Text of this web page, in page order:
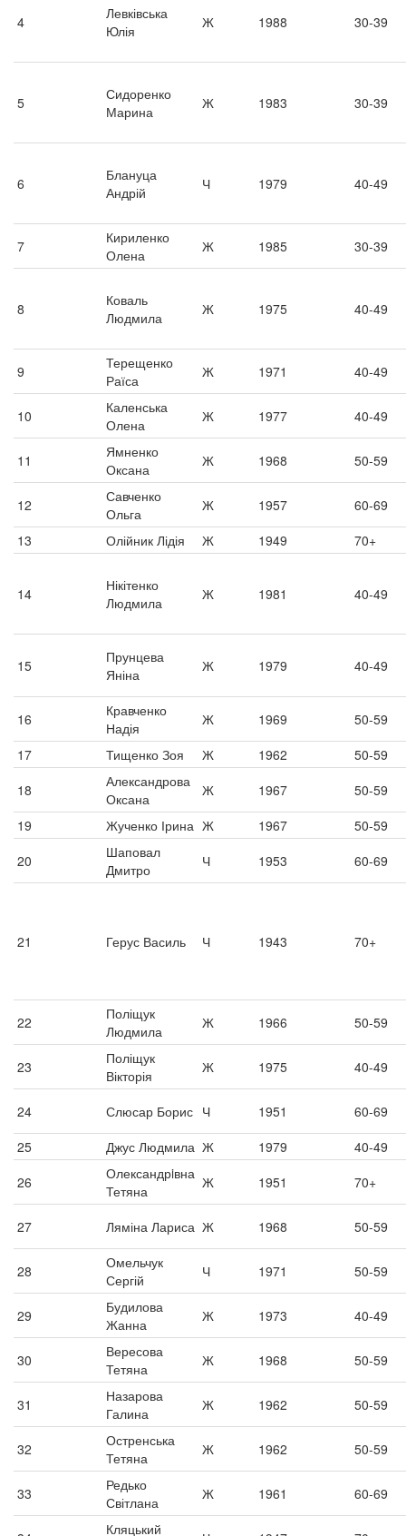
4
Левківська
Юлія
Ж 1988 30-39
5
Сидоренко
Марина
Ж 1983 30-39
6
Блануца
Андрій
Ч 1979 40-49
7
Кириленко
Олена
Ж 1985 30-39
8
Коваль
Людмила
Ж 1975 40-49
9
Терещенко
Раїса
Ж 1971 40-49
10
Каленська
Олена
Ж 1977 40-49
11
Ямненко
Оксана
Ж 1968 50-59
12
Савченко
Ольга
Ж 1957
60-69
13
Олійник Лідія Ж 1949 70+
14
Нікітенко
Людмила
Ж 1981 40-49
15
Прунцева
Яніна
Ж 1979 40-49
16
Кравченко
Надія
Ж 1969
50-59
17
Тищенко Зоя Ж 1962
50-59
18
Александрова
Оксана
Ж 1967
50-59
19
Жученко Ірина Ж 1967
50-59
20
Шаповал
Дмитро
Ч 1953 60-69
21 Герус Василь Ч 1943 70+
22
Поліщук
Людмила
Ж 1966 50-59
23
Поліщук
Вікторія
Ж 1975 40-49
24 Слюсар Борис Ч 1951
60-69
25
Джус Людмила Ж 1979
40-49
26
Олександрiвна
Тетяна
Ж 1951 70+
27 Ляміна Лариса Ж 1968 50-59
28
Омельчук
Сергій
Ч 1971 50-59
29
Будилова
Жанна
Ж 1973 40-49
30
Вересова
Тетяна
Ж 1968 50-59
31
Назарова
Галина
Ж 1962 50-59
32
Остренська
Тетяна
Ж 1962 50-59
33
Редько
Світлана
Ж 1961 60-69
Кляцький